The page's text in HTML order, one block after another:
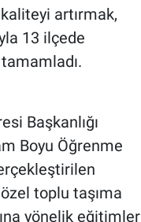
artırmak,
13 ilçede
Başkanlığı
Boyu Öğrenme
toplu taşıma
yönelik eğitimler